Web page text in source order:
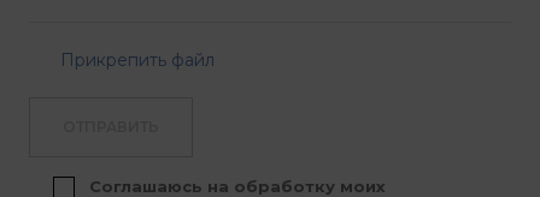
Прикрепить файл
Соглашаюсь на обработку моих